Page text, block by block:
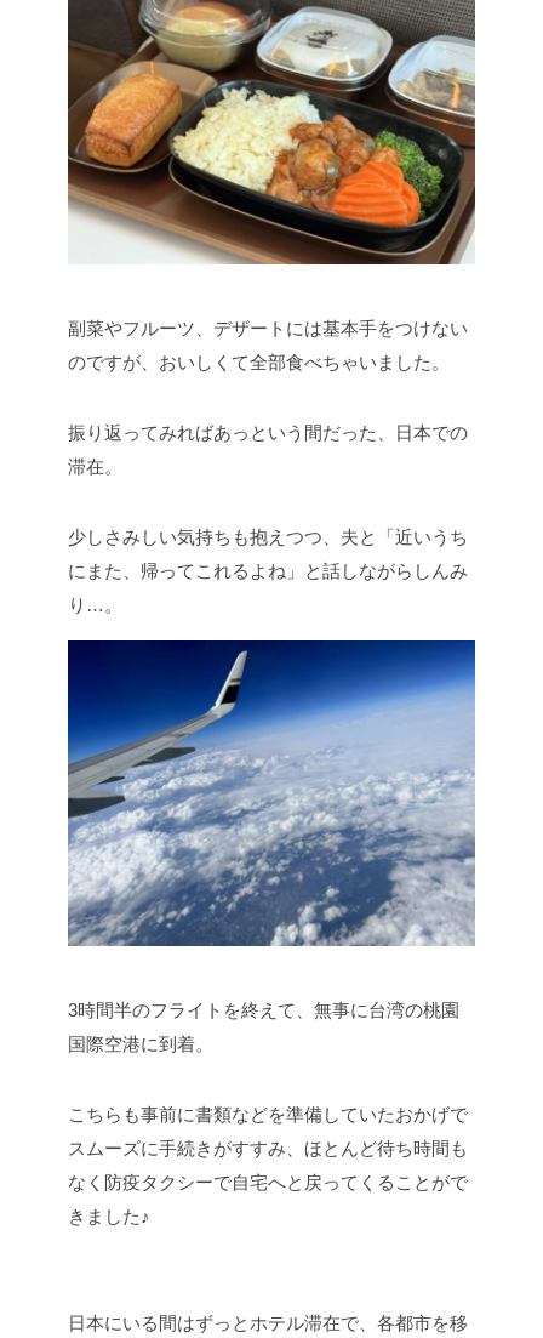
副菜やフルーツ、デザートには基本手をつけない
のですが、おいしくて全部食べちゃいました。
振り返ってみればあっという間だった、日本での
滞在。
少しさみしい気持ちも抱えつつ、夫と「近いうち
にまた、帰ってこれるよね」と話しながらしんみ
り…。
3時間半のフライトを終えて、無事に台湾の桃園
国際空港に到着。
こちらも事前に書類などを準備していたおかげで
スムーズに手続きがすすみ、ほとんど待ち時間も
なく防疫タクシーで自宅へと戻ってくることがで
きました♪
日本にいる間はずっとホテル滞在で、各都市を移